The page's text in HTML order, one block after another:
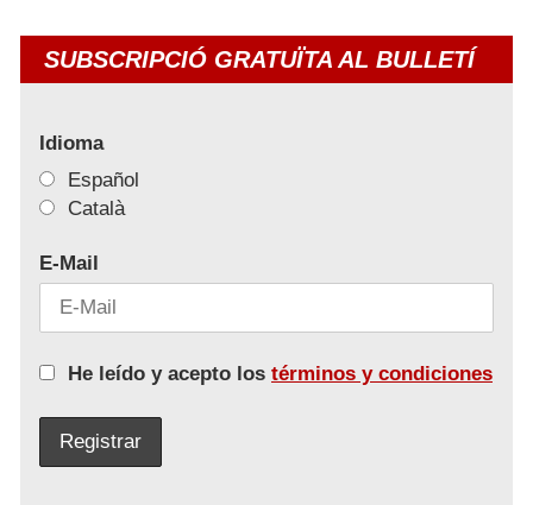
SUBSCRIPCIÓ GRATUÏTA AL BULLETÍ
Idioma
Español
Català
E-Mail
He leído y acepto los términos y condiciones